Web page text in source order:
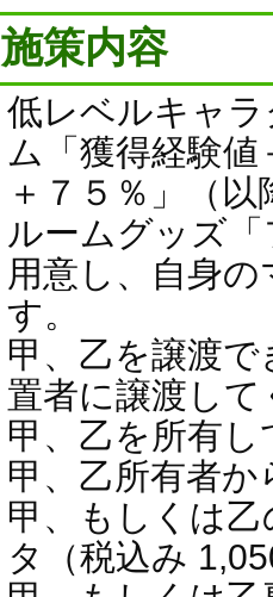
施策内容
低レベルキャ
ム「獲得経験値
＋７５％」（
ルームグッズ
用意し、自身
す。
甲、乙を譲渡
置者に譲渡し
甲、乙を所有
甲、乙所有者
甲、もしくは
タ（税込み